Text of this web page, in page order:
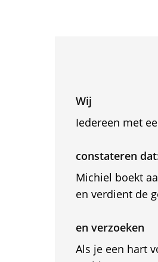
Wij
Iedereen met
constateren
Michiel boekt
en verdient de
en verzoeken
Als je een hart